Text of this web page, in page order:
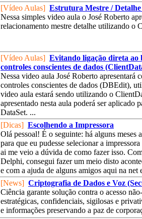
[Vídeo Aulas] Estrutura Mestre /
Nessa simples video aula o José Roberto
relacionamento mestre detalhe utilizando o
[Vídeo Aulas] Evitando ligação direta ao
controles conscientes de dados
Nessa video aula José Roberto apresentará
controles conscientes de dados (DBEdit),
video aula estará sendo utilizando o
apresentado nesta aula poderá ser aplicado
DataSet. ...
[Dicas] Escolhendo a Impressora
Olá pessoal! É o seguinte: há alguns meses
para que eu pudesse selecionar a
ai me veio a dúvida de como fazer isso.
Delphi, consegui fazer um meio disto
e com a ajuda de alguns amigos aqui na net
[News] Criptografia de Dados e Voz
Ciência garante solução contra o acesso
estratégicas, confidenciais, sigilosas e
e informações preservando a paz de